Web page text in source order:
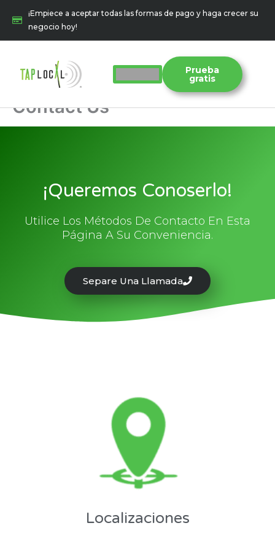
¡Empiece a aceptar todas las formas de pago y haga crecer su
negocio hoy!
Prueba
gratis
Contact Us
¡Queremos Conoserlo!
Utilice Los Métodos De Contacto En Esta
Página A Su Conveniencia.
Separe Una Llamada
Localizaciones